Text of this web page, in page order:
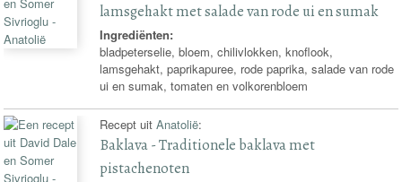
lamsgehakt met salade van rode ui en sumak
Ingrediënten:
bladpeterselie, bloem, chilivlokken, knoflook,
lamsgehakt, paprikapuree, rode paprika, salade van rode
ui en sumak, tomaten en volkorenbloem
Recept uitAnatolië:
Baklava - Traditionele baklava met
pistachenoten